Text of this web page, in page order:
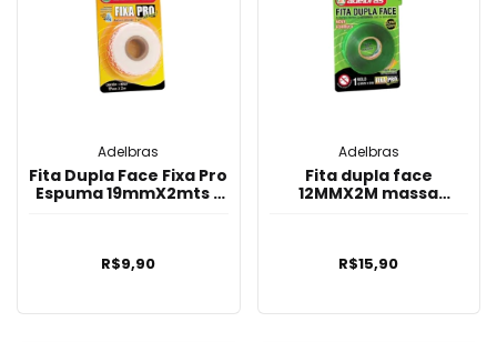
Adelbras
Fita Dupla Face Fixa Pro
Espuma 19mmX2mts -
R$9,90
Adelbras
Fita dupla face
12MMX2M massa
R$15,90